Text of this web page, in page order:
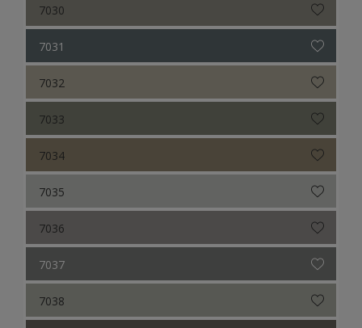
7030
7031
7032
7033
7034
7035
7036
7037
7038